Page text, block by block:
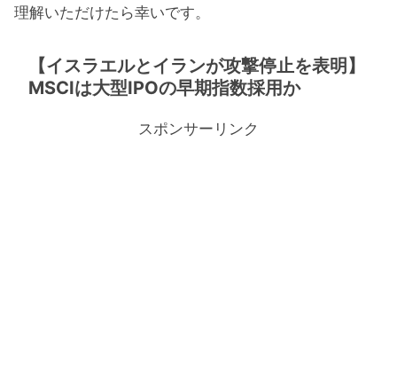
理解いただけたら幸いです。
【イスラエルとイランが攻撃停止を表明】
MSCIは大型IPOの早期指数採用か
スポンサーリンク